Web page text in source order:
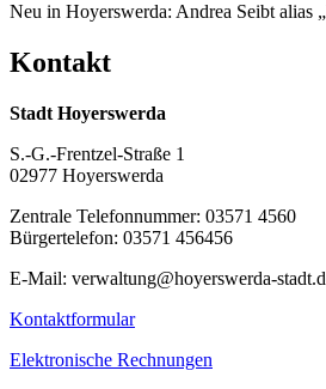
Neu in Hoyerswerda: Andrea Seibt alias
Kontakt
Stadt Hoyerswerda
S.-G.-Frentzel-Straße 1
02977 Hoyerswerda
Zentrale Telefonnummer: 03571 4560
Bürgertelefon: 03571 456456
E-Mail: verwaltung@hoyerswerda-
Kontaktformular
Elektronische Rechnungen